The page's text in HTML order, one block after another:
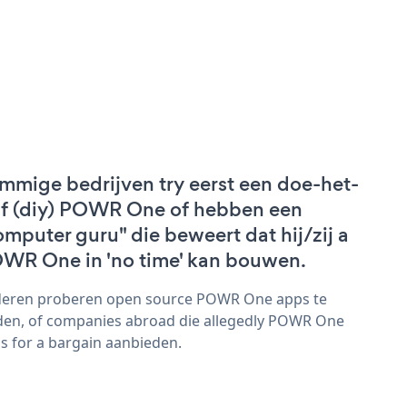
bedrijven try eerst een doe-het-
(diy) POWR One of hebben een
guru" die beweert dat hij/zij a
One in 'no time' kan bouwen.
proberen open source POWR One apps te
of companies abroad die allegedly POWR One
for a bargain aanbieden.